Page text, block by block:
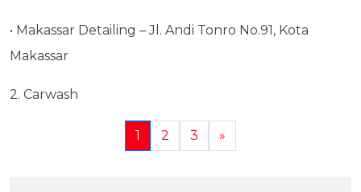
• Makassar Detailing – Jl. Andi Tonro No.91, Kota
Makassar
2. Carwash
1 2 3 »